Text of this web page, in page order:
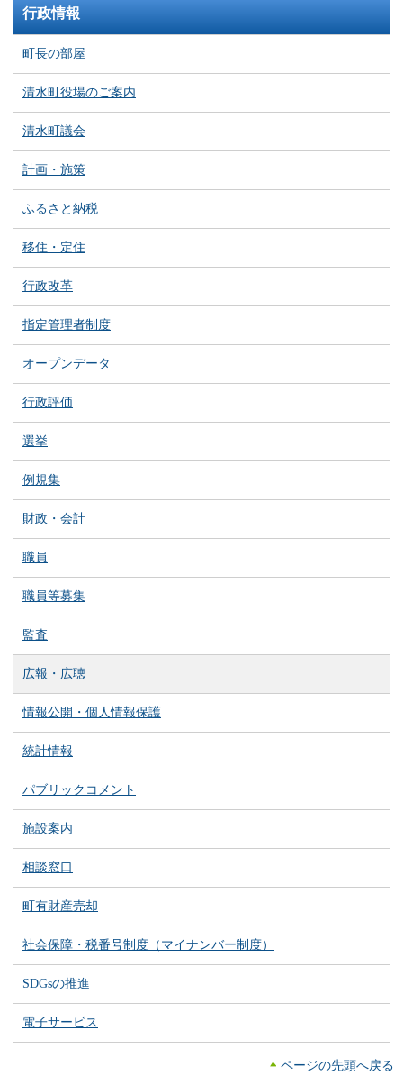
行政情報
町長の部屋
清水町役場のご案内
清水町議会
計画・施策
ふるさと納税
移住・定住
行政改革
指定管理者制度
オープンデータ
行政評価
選挙
例規集
財政・会計
職員
職員等募集
監査
広報・広聴
情報公開・個人情報保護
統計情報
パブリックコメント
施設案内
相談窓口
町有財産売却
社会保障・税番号制度（マイナンバー制度）
SDGsの推進
電子サービス
ページの先頭へ戻る